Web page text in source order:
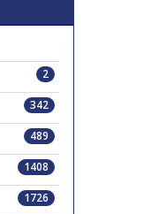
2
342
489
1408
1726